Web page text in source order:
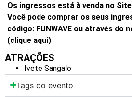
Os ingressos está à venda no
Você pode comprar os seus
código: FUNWAVE ou através do
(clique aqui)
ATRAÇÕES
Ivete Sangalo
Tags do evento